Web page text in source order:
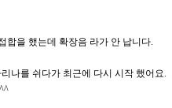
합을 했는데 확장음 라가 안 납니다.
나를 쉬다가 최근에 다시 시작 했어요.